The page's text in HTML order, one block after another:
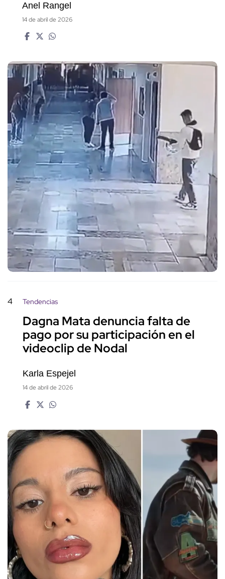
Anel Rangel
14 de abril de 2026
4 Tendencias
Dagna Mata denuncia falta de
pago por su participación en el
videoclip de Nodal
Karla Espejel
14 de abril de 2026